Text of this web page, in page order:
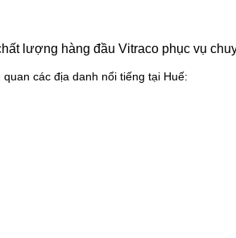
lượng hàng đầu Vitraco phục vụ
các địa danh nổi tiếng tại Huế: